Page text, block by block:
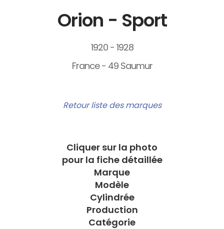
Orion - Sport
1920 - 1928
France - 49 Saumur
Retour liste des marques
Cliquer sur la photo
pour la fiche détaillée
Marque
Modèle
Cylindrée
Production
Catégorie